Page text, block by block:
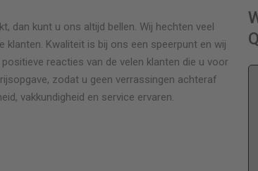
dan kunt u ons altijd bellen. Wij hechten veel
Kwaliteit is bij ons een speerpunt en wij
reacties van de velen klanten die u voor
zodat u geen verrassingen achteraf
vakkundigheid en service ervaren.